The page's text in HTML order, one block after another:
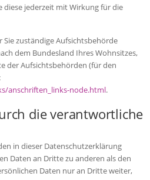
diese jederzeit mit Wirkung für die
Sie zuständige Aufsichtsbehörde
dem Bundesland Ihres Wohnsitzes,
der Aufsichtsbehörden (für den
anschriften_links-node.html.
die verantwortliche
in dieser Datenschutzerklärung
Daten an Dritte zu anderen als den
Daten nur an Dritte weiter,